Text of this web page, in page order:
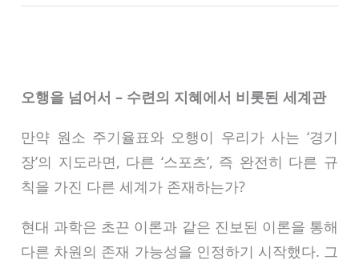
오행을 넘어서 – 수련의 지혜에서 비롯된 세계관
만약 원소 주기율표와 오행이 우리가 사는 ‘경기
장’의 지도라면, 다른 ‘스포츠’, 즉 완전히 다른 규
칙을 가진 다른 세계가 존재하는가?
현대 과학은 초끈 이론과 같은 진보된 이론을 통해
다른 차원의 존재 가능성을 인정하기 시작했다. 그